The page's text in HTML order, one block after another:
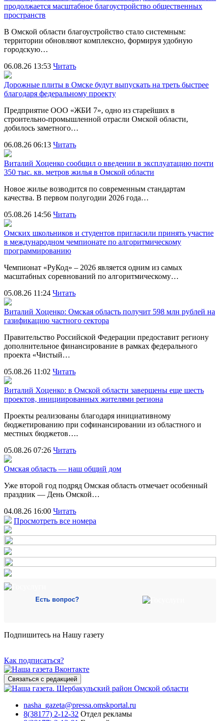
продолжается масштабное благоустройство общественных
пространств
В Омской области благоустройство стало системным:
территории обновляют комплексно, формируя удобную
городскую…
06.08.26 13:53 Читать
Дорожные плиты в Омске будут выпускать на треть быстрее
благодаря федеральному проекту
Предприятие ООО «ЖБИ 7», одно из старейших в
строительно‑промышленной отрасли Омской области,
добилось заметного…
06.08.26 06:13 Читать
Виталий Хоценко сообщил о введении в эксплуатацию почти
350 тыс. кв. метров жилья в Омской области
Новое жилье возводится по современным стандартам
качества. В первом полугодии 2026 года…
05.08.26 14:56 Читать
Омских школьников и студентов пригласили принять участие
в международном чемпионате по алгоритмическому
программированию
Чемпионат «РуКод» – 2026 является одним из самых
масштабных соревнований по алгоритмическому…
05.08.26 11:24 Читать
Виталий Хоценко: Омская область получит 598 млн рублей на
газификацию частного сектора
Правительство Российской Федерации предоставит региону
дополнительное финансирование в рамках федерального
проекта «Чистый…
05.08.26 11:02 Читать
Виталий Хоценко: в Омской области завершены еще шесть
проектов, инициированных жителями региона
Проекты реализованы благодаря инициативному
бюджетированию при софинансировании из областного и
местных бюджетов….
05.08.26 07:26 Читать
Омская область — наш общий дом
Уже второй год подряд Омская область отмечает особенный
праздник — День Омской…
04.08.26 16:00 Читать
Просмотреть все номера
Есть вопрос?
Подпишитесь на Нашу газету
Как подписаться?
Связаться с редакцией
nasha_gazeta@pressa.omskportal.ru
8(38177) 2-12-32 Отдел рекламы